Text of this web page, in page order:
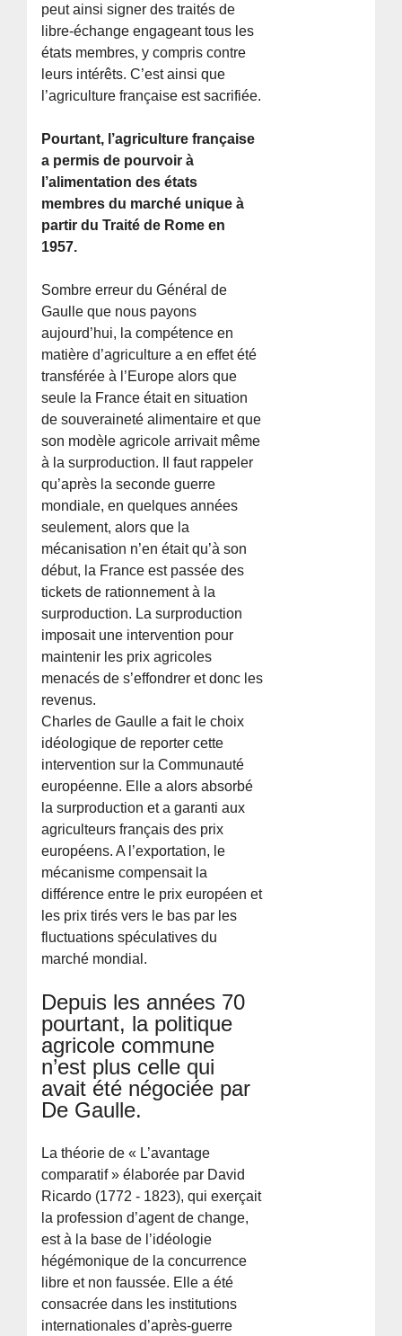
peut ainsi signer des traités de
libre-échange engageant tous les
états membres, y compris contre
leurs intérêts. C’est ainsi que
l’agriculture française est sacrifiée.
Pourtant, l’agriculture française
a permis de pourvoir à
l’alimentation des états
membres du marché unique à
partir du Traité de Rome en
1957.
Sombre erreur du Général de
Gaulle que nous payons
aujourd’hui, la compétence en
matière d’agriculture a en effet été
transférée à l’Europe alors que
seule la France était en situation
de souveraineté alimentaire et que
son modèle agricole arrivait même
à la surproduction. Il faut rappeler
qu’après la seconde guerre
mondiale, en quelques années
seulement, alors que la
mécanisation n’en était qu’à son
début, la France est passée des
tickets de rationnement à la
surproduction. La surproduction
imposait une intervention pour
maintenir les prix agricoles
menacés de s’effondrer et donc les
revenus.
Charles de Gaulle a fait le choix
idéologique de reporter cette
intervention sur la Communauté
européenne. Elle a alors absorbé
la surproduction et a garanti aux
agriculteurs français des prix
européens. A l’exportation, le
mécanisme compensait la
différence entre le prix européen et
les prix tirés vers le bas par les
fluctuations spéculatives du
marché mondial.
Depuis les années 70
pourtant, la politique
agricole commune
n’est plus celle qui
avait été négociée par
De Gaulle.
La théorie de « L’avantage
comparatif » élaborée par David
Ricardo (1772 - 1823), qui exerçait
la profession d’agent de change,
est à la base de l’idéologie
hégémonique de la concurrence
libre et non faussée. Elle a été
consacrée dans les institutions
internationales d’après-guerre